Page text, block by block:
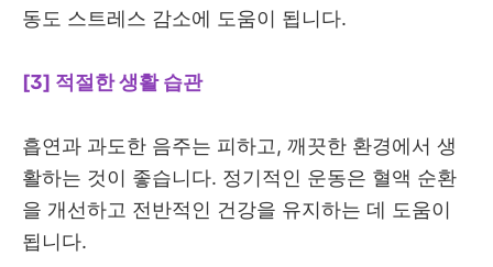
동도 스트레스 감소에 도움이 됩니다.
[3] 적절한 생활 습관
흡연과 과도한 음주는 피하고, 깨끗한 환경에서 생
활하는 것이 좋습니다. 정기적인 운동은 혈액 순환
을 개선하고 전반적인 건강을 유지하는 데 도움이
됩니다.